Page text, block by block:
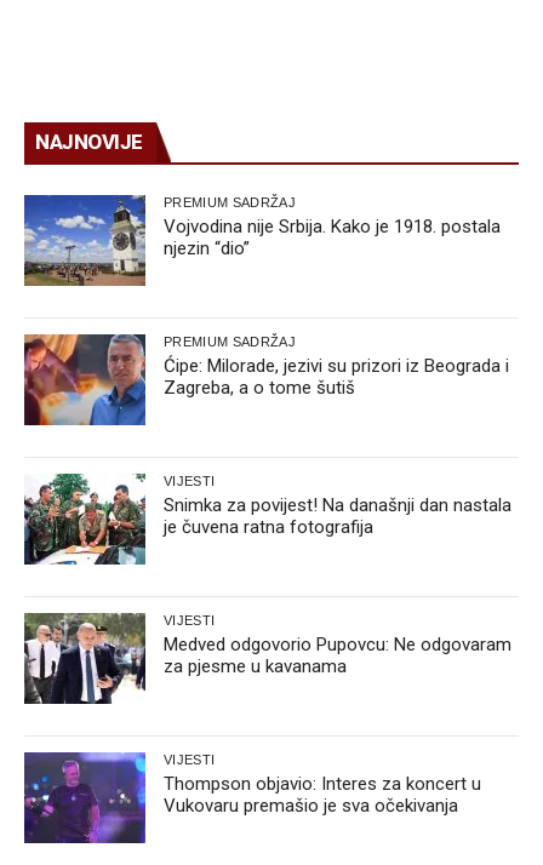
NAJNOVIJE
PREMIUM SADRŽAJ
Vojvodina nije Srbija. Kako je 1918. postala
njezin “dio”
PREMIUM SADRŽAJ
Ćipe: Milorade, jezivi su prizori iz Beograda i
Zagreba, a o tome šutiš
VIJESTI
Snimka za povijest! Na današnji dan nastala
je čuvena ratna fotografija
VIJESTI
Medved odgovorio Pupovcu: Ne odgovaram
za pjesme u kavanama
VIJESTI
Thompson objavio: Interes za koncert u
Vukovaru premašio je sva očekivanja